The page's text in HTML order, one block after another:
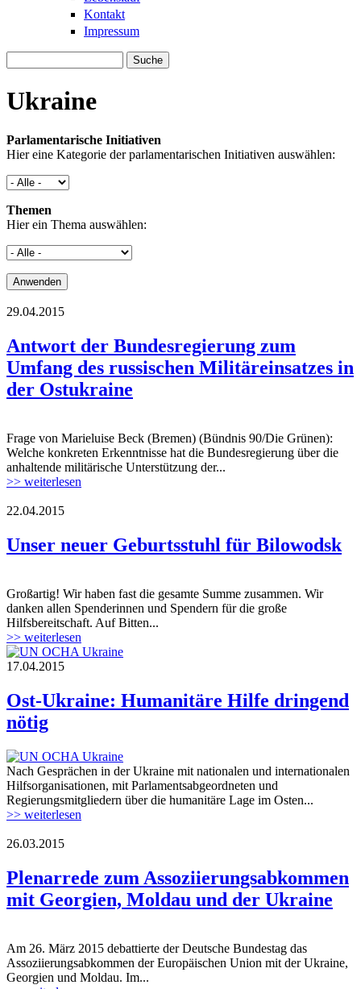
Kontakt
Impressum
Ukraine
Parlamentarische Initiativen
Hier eine Kategorie der parlamentarischen Initiativen auswählen:
Themen
Hier ein Thema auswählen:
flag_of_ukraine.jpg
29.04.2015
Antwort der Bundesregierung zum
Umfang des russischen Militäreinsatzes in
der Ostukraine
flag_of_ukraine.jpg
Frage von Marieluise Beck (Bremen) (Bündnis 90/Die Grünen):
Welche konkreten Erkenntnisse hat die Bundesregierung über die
anhaltende militärische Unterstützung der...
>> weiterlesen
22.04.2015
Unser neuer Geburtsstuhl für Bilowodsk
Großartig! Wir haben fast die gesamte Summe zusammen. Wir
danken allen Spenderinnen und Spendern für die große
Hilfsbereitschaft. Auf Bitten...
>> weiterlesen
un_ocha_ukraine.jpg
17.04.2015
Ost-Ukraine: Humanitäre Hilfe dringend
nötig
un_ocha_ukraine.jpg
Nach Gesprächen in der Ukraine mit nationalen und internationalen
Hilfsorganisationen, mit Parlamentsabgeordneten und
Regierungsmitgliedern über die humanitäre Lage im Osten...
>> weiterlesen
26.03.2015
Plenarrede zum Assoziierungsabkommen
mit Georgien, Moldau und der Ukraine
Am 26. März 2015 debattierte der Deutsche Bundestag das
Assoziierungsabkommen der Europäischen Union mit der Ukraine,
Georgien und Moldau. Im...